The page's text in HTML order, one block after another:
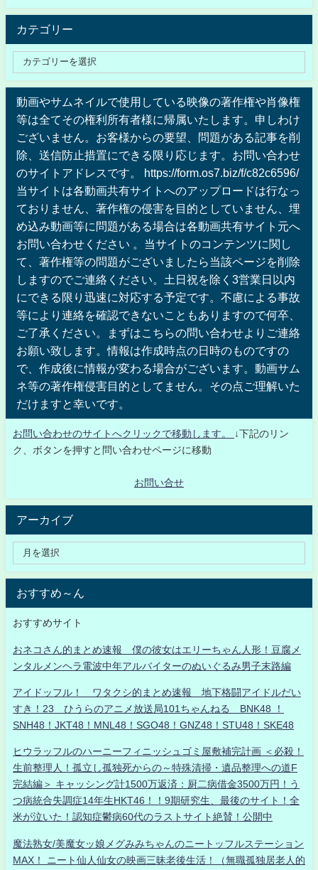
カテゴリー
動画やサムネイルで使用している映像の著作権や肖像権
等は全てその権利所有者様に帰属いたします。申しわけ
ございません。お客様からの要望、問題がある記事を削
除、送信防止措置にできる限り応じます。お問い合わせ
のサイトアドレスです。 https://form.os7.biz/f/c82c6596/
当サイトは各動画共有サイトへのアップロードは行なっ
ておりません、著作権の侵害を目的としていません、埋
め込み動画等に問題がある場合は各動画共有サイト元へ
お問い合わせください 。当サイトのコンテンツに関し
て、著作権等の問題がございましたら当該ページを削除
しますのでご連絡ください。土日祝を除く3営業日以内
にできる限り迅速に対応する予定です。不慮による事故
等により連絡を確認できないこともありますので何卒、
ご了承ください。まずはこちらの問い合わせよりご連絡
お願い致します。情報は作成時点の日時のものですの
で、作成後に情報が変わる場合がございます。動画サム
ネ等の著作権侵害目的としてません。その点ご理解いた
だけますと幸いです。
お問い合わせのサイトへクリックで移動します。
↓下記のリン
ク、ボタンを押すと問い合わせページに移動
お問い合せ
アーカイブ
おすすめ～ん
おすすめサイト
おネコさん的まとめ速報 僕の彼女はエリーちゃん人形！豆腐メ
ンタルメンヘラ電波中年アルバイターのぬいぐるみ男子末路編
アイドッフル！ ワタクシ的まとめ速報 地下格闘アイドルだい
すき！23 ひうらのアニメ放送局101ちゃんねる BNK48 ！
SNH48！JKT48！MNL48！SGO48！GNZ48！STU48！SKE48
ヒウラッフルのハーニーフィニッシュゴミ屋敷補完計画 ＜必殺！
生前整理人！孤立し孤独死からの～特殊清掃・遺品整理への道F
完結編＞ キャッシング計1500万返済：厨二病借金3500万円！う
つ病統合失調症14年生HKT46！！9期研究生、最後のサイト！全
米が泣いた！認知症鬱病60代のラストサイト絶賛！公開中
魔法熟女/美魔女ッ娘メグみみちゃんのニートッフルステーション
MAX！ ニート仙人仙女の映画三昧老後生活！（無職孤独居老人的